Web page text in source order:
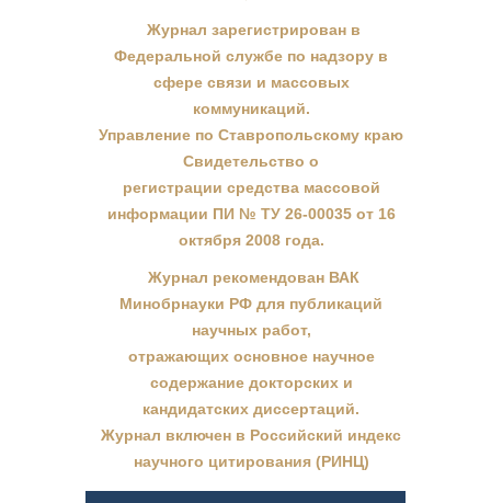
Журнал зарегистрирован в
Федеральной службе по надзору в
сфере связи и массовых
коммуникаций.
Управление по Ставропольскому краю
Свидетельство о
регистрации средства массовой
информации ПИ № ТУ 26-00035 от 16
октября 2008 года.
Журнал рекомендован ВАК
Минобрнауки РФ для публикаций
научных работ,
отражающих основное научное
содержание докторских и
кандидатских диссертаций.
Журнал включен в Российский индекс
научного цитирования (РИНЦ)